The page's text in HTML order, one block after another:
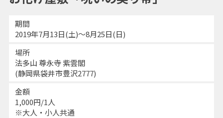
期間
2019年7月13日(土)～8月25日(日)
場所
法多山 尊永寺 紫雲閣
(静岡県袋井市豊沢2777)
金額
1,000円/1人
※大人・小人共通